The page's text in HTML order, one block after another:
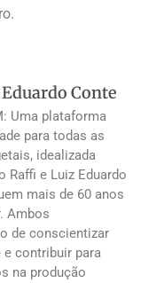
Conte
Uma plataforma
para todas as
idealizada
Raffi e Luiz Eduardo
mais de 60 anos
Ambos
de conscientizar
e contribuir para
na produção